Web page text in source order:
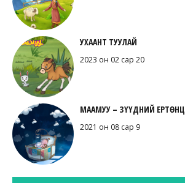
УХААНТ ТУУЛАЙ
2023 он 02 сар 20
МААМУУ – ЗҮҮДНИЙ ЕРТӨНЦ
2021 он 08 сар 9